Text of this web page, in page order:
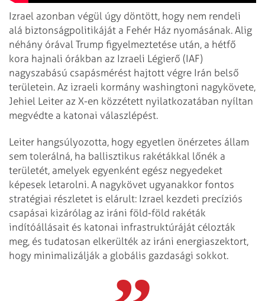
Izrael azonban végül úgy döntött, hogy nem rendeli
alá biztonságpolitikáját a Fehér Ház nyomásának. Alig
néhány órával Trump figyelmeztetése után, a hétfő
kora hajnali órákban az Izraeli Légierő (IAF)
nagyszabású csapásmérést hajtott végre Irán belső
területein. Az izraeli kormány washingtoni nagykövete,
Jehiel Leiter az X-en közzétett nyilatkozatában nyíltan
megvédte a katonai válaszlépést.
Leiter hangsúlyozotta, hogy egyetlen önérzetes állam
sem tolerálná, ha ballisztikus rakétákkal lőnék a
területét, amelyek egyenként egész negyedeket
képesek letarolni. A nagykövet ugyanakkor fontos
stratégiai részletet is elárult: Izrael kezdeti precíziós
csapásai kizárólag az iráni föld-föld rakéták
indítóállásait és katonai infrastruktúráját célozták
meg, és tudatosan elkerülték az iráni energiaszektort,
hogy minimalizálják a globális gazdasági sokkot.